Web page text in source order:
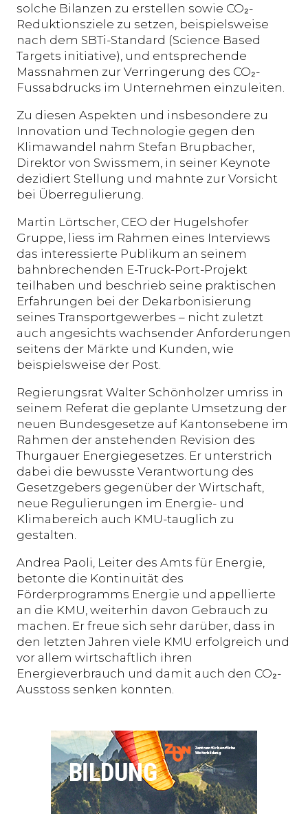
solche Bilanzen zu erstellen sowie CO₂-
Reduktionsziele zu setzen, beispielsweise
nach dem SBTi-Standard (Science Based
Targets initiative), und entsprechende
Massnahmen zur Verringerung des CO₂-
Fussabdrucks im Unternehmen einzuleiten.
Zu diesen Aspekten und insbesondere zu
Innovation und Technologie gegen den
Klimawandel nahm Stefan Brupbacher,
Direktor von Swissmem, in seiner Keynote
dezidiert Stellung und mahnte zur Vorsicht
bei Überregulierung.
Martin Lörtscher, CEO der Hugelshofer
Gruppe, liess im Rahmen eines Interviews
das interessierte Publikum an seinem
bahnbrechenden E-Truck-Port-Projekt
teilhaben und beschrieb seine praktischen
Erfahrungen bei der Dekarbonisierung
seines Transportgewerbes – nicht zuletzt
auch angesichts wachsender Anforderungen
seitens der Märkte und Kunden, wie
beispielsweise der Post.
Regierungsrat Walter Schönholzer umriss in
seinem Referat die geplante Umsetzung der
neuen Bundesgesetze auf Kantonsebene im
Rahmen der anstehenden Revision des
Thurgauer Energiegesetzes. Er unterstrich
dabei die bewusste Verantwortung des
Gesetzgebers gegenüber der Wirtschaft,
neue Regulierungen im Energie- und
Klimabereich auch KMU-tauglich zu
gestalten.
Andrea Paoli, Leiter des Amts für Energie,
betonte die Kontinuität des
Förderprogramms Energie und appellierte
an die KMU, weiterhin davon Gebrauch zu
machen. Er freue sich sehr darüber, dass in
den letzten Jahren viele KMU erfolgreich und
vor allem wirtschaftlich ihren
Energieverbrauch und damit auch den CO₂-
Ausstoss senken konnten.